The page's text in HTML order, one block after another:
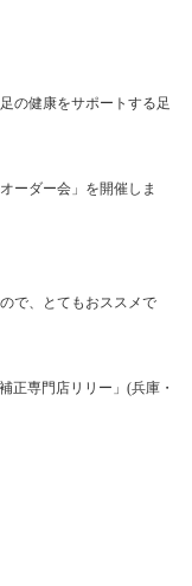
の健康をサポートする足
ーダー会」を開催しま
で、とてもおススメで
正専門店リリー」(兵庫・